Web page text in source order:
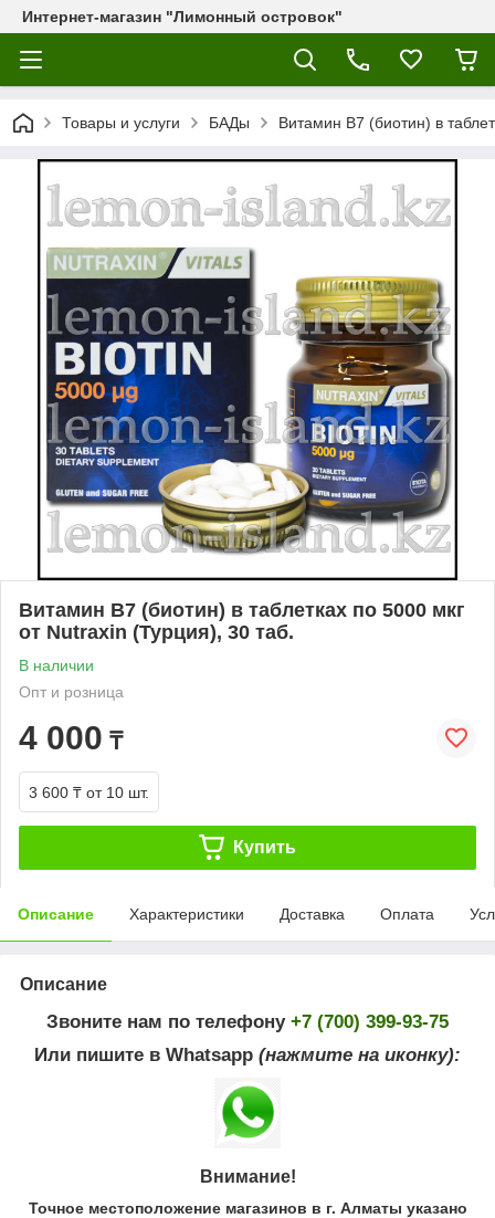
Интернет-магазин "Лимонный островок"
Товары и услуги БАДы Витамин В7 (биотин) в
Витамин В7 (биотин) в таблетках по 5000 мкг
от Nutraxin (Турция), 30 таб.
В наличии
Опт и розница
4 000 ₸
3 600 ₸ от 10 шт.
Купить
Описание Характеристики Доставка Оплата
Описание
Звоните нам по телефону +7 (700) 399-93-75
Или пишите в Whatsapp (нажмите на иконку):
Внимание!
Точное местоположение магазинов в г. Алматы указано